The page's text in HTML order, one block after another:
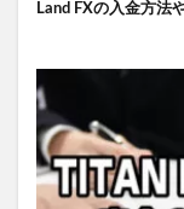
Land FXの入金方法